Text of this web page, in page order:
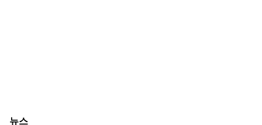
뉴스